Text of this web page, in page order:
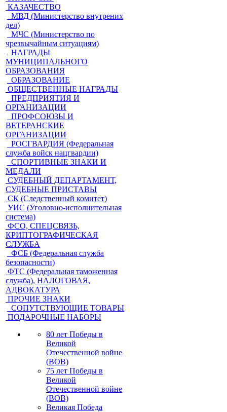
КАЗАЧЕСТВО
МВД (Министерство внутрених
дел)
МЧС (Министерство по
чрезвычайным ситуациям)
НАГРАДЫ
МУНИЦИПАЛЬНОГО
ОБРАЗОВАНИЯ
ОБРАЗОВАНИЕ
ОБЩЕСТВЕННЫЕ НАГРАДЫ
ПРЕДПРИЯТИЯ И
ОРГАНИЗАЦИИ
ПРОФСОЮЗЫ И
ВЕТЕРАНСКИЕ
ОРГАНИЗАЦИИ
РОСГВАРДИЯ (Федеральная
служба войск нацгвардии)
СПОРТИВНЫЕ ЗНАКИ И
МЕДАЛИ
СУДЕБНЫЙ ДЕПАРТАМЕНТ,
СУДЕБНЫЕ ПРИСТАВЫ
СК (Следственный комитет)
УИС (Уголовно-исполнительная
система)
ФСО, СПЕЦСВЯЗЬ,
КРИПТОГРАФИЧЕСКАЯ
СЛУЖБА
ФСБ (Федеральная служба
безопасности)
ФТС (Федеральная таможенная
служба), НАЛОГОВАЯ,
АДВОКАТУРА
ПРОЧИЕ ЗНАКИ
СОПУТСТВУЮЩИЕ ТОВАРЫ
ПОДАРОЧНЫЕ НАБОРЫ
80 лет Победы в
Великой
Отечественной войне
(ВОВ)
75 лет Победы в
Великой
Отечественной войне
(ВОВ)
Великая Победа